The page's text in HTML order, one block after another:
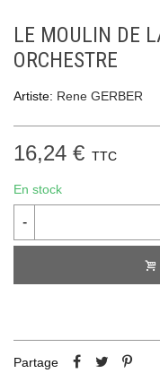
LE MOULIN DE
ORCHESTRE
Artiste: Rene GERBER
16,24 € TTC
En stock
-
Partage